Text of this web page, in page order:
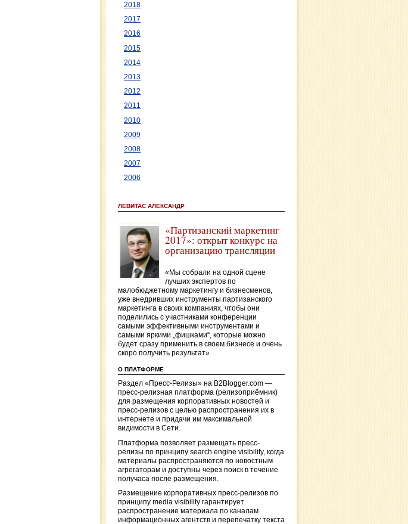
2018
2017
2016
2015
2014
2013
2012
2011
2010
2009
2008
2007
2006
ЛЕВИТАС АЛЕКСАНДР
«Партизанский маркетинг
2017»: открыт конкурс на
организацию трансляции
«Мы собрали на одной сцене
лучших экспертов по
малобюджетному маркетингу и бизнесменов,
уже внедривших инструменты партизанского
маркетинга в своих компаниях, чтобы они
поделились с участниками конференции
самыми эффективными инструментами и
самыми яркими „фишками“, которые можно
будет сразу применить в своем бизнесе и очень
скоро получить результат»
О ПЛАТФОРМЕ
Раздел «Пресс-Релизы» на B2Blogger.com —
пресс-релизная платформа (релизоприёмник)
для размещения корпоративных новостей и
пресс-релизов с целью распространения их в
интернете и придачи им максимальной
видимости в Сети.
Платформа позволяет размещать пресс-
релизы по принципу search engine visibility, когда
материалы распространяются по новостным
агрегаторам и доступны через поиск в течение
получаса после размещения.
Размещение корпоративных пресс-релизов по
принципу media visibility гарантирует
распространение материала по каналам
информационных агентств и перепечатку текста